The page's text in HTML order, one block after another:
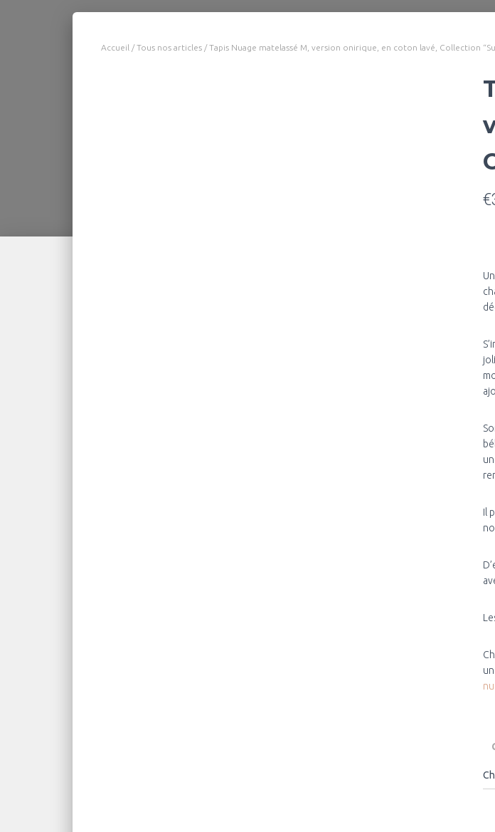
Accueil /Tous nos articles / Tapis Nuage matelassé M, version onirique, en coton lavé, Collection
€
Il